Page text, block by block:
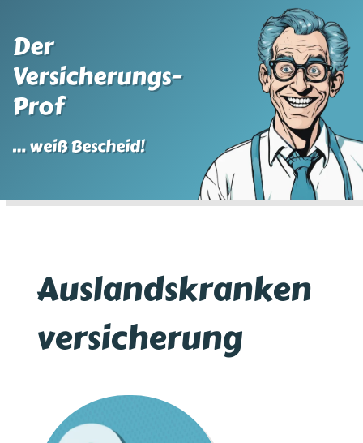
Der
Versicherungs-
Prof
… weiß Bescheid!
Auslandskranken
versicherung